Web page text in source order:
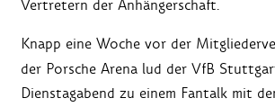
Vertretern der Anhängerschaft.
Knapp eine Woche vor der
der Porsche Arena lud der VfB
Dienstagabend zu einem Fantalk mit